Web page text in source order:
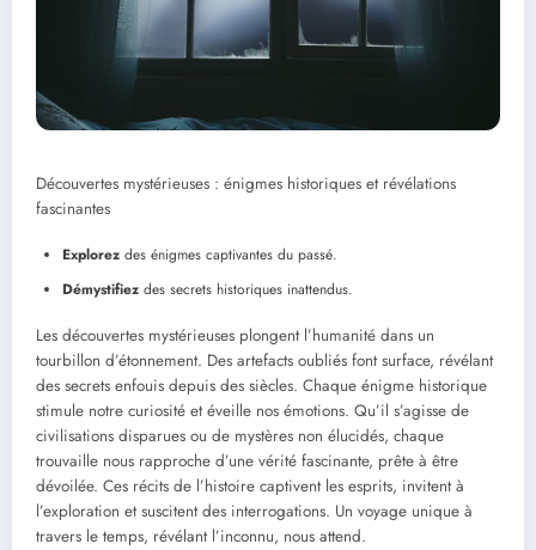
Découvertes mystérieuses : énigmes historiques et révélations
fascinantes
Explorez des énigmes captivantes du passé.
Démystifiez des secrets historiques inattendus.
Les découvertes mystérieuses plongent l’humanité dans un
tourbillon d’étonnement. Des artefacts oubliés font surface, révélant
des secrets enfouis depuis des siècles. Chaque énigme historique
stimule notre curiosité et éveille nos émotions. Qu’il s’agisse de
civilisations disparues ou de mystères non élucidés, chaque
trouvaille nous rapproche d’une vérité fascinante, prête à être
dévoilée. Ces récits de l’histoire captivent les esprits, invitent à
l’exploration et suscitent des interrogations. Un voyage unique à
travers le temps, révélant l’inconnu, nous attend.